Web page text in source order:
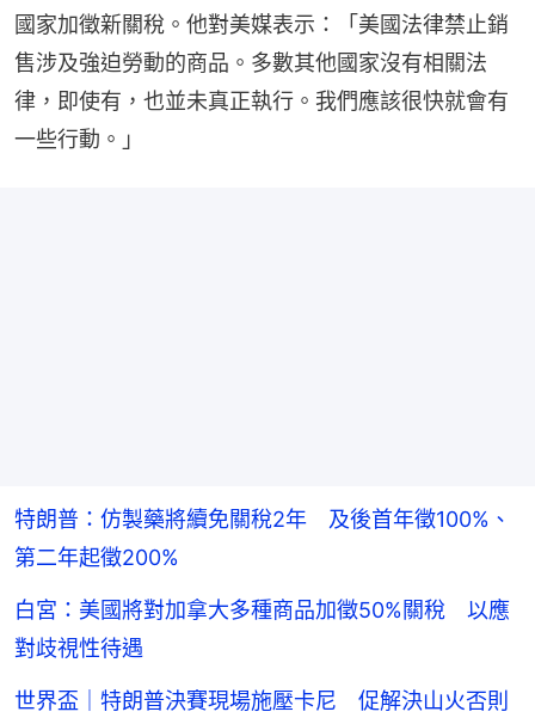
國家加徵新關稅。他對美媒表示：「美國法律禁止銷
售涉及強迫勞動的商品。多數其他國家沒有相關法
律，即使有，也並未真正執行。我們應該很快就會有
一些行動。」
特朗普：仿製藥將續免關稅2年 及後首年徵100%、
第二年起徵200%
白宮：美國將對加拿大多種商品加徵50%關稅 以應
對歧視性待遇
世界盃｜特朗普決賽現場施壓卡尼 促解決山火否則